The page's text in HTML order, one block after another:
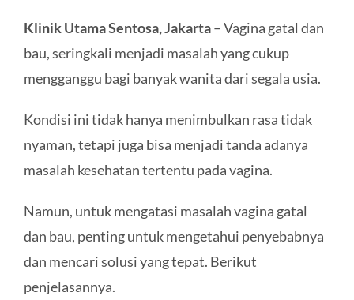
Klinik Utama Sentosa, Jakarta– Vagina gatal dan
bau, seringkali menjadi masalah yang cukup
mengganggu bagi banyak wanita dari segala usia.
Kondisi ini tidak hanya menimbulkan rasa tidak
nyaman, tetapi juga bisa menjadi tanda adanya
masalah kesehatan tertentu pada vagina.
Namun, untuk mengatasi masalah vagina gatal
dan bau, penting untuk mengetahui penyebabnya
dan mencari solusi yang tepat. Berikut
penjelasannya.